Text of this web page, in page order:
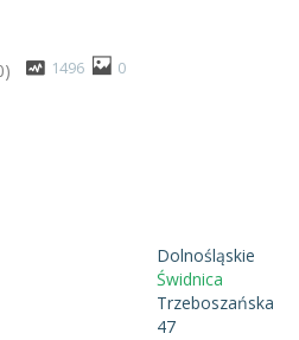
) 1496 0
Dolnośląskie
Świdnica
Trzeboszańska
47